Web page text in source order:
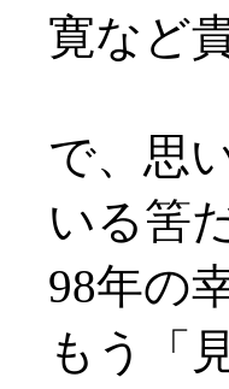
寛など
で、思
いる筈
98年の
もう「